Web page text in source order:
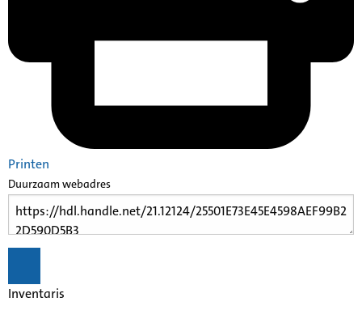
Printen
Duurzaam webadres
Inventaris